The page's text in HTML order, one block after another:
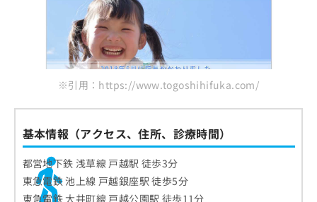
※引用：https://www.togoshihifuka.com/
基本情報（アクセス、住所、診療時間）
都営地下鉄 浅草線 戸越駅 徒歩3分
東急電鉄 池上線 戸越銀座駅 徒歩5分
東急電鉄 大井町線 戸越公園駅 徒歩11分